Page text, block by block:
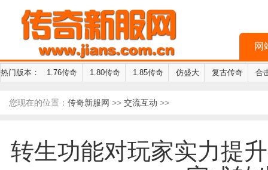
网
热门版本： 1.76传奇 1.80传奇 1.85传奇 仿盛大 复古传奇 合
您现在的位置： 传奇新服网 >> 交流互动 >>
转生功能对玩家实力提